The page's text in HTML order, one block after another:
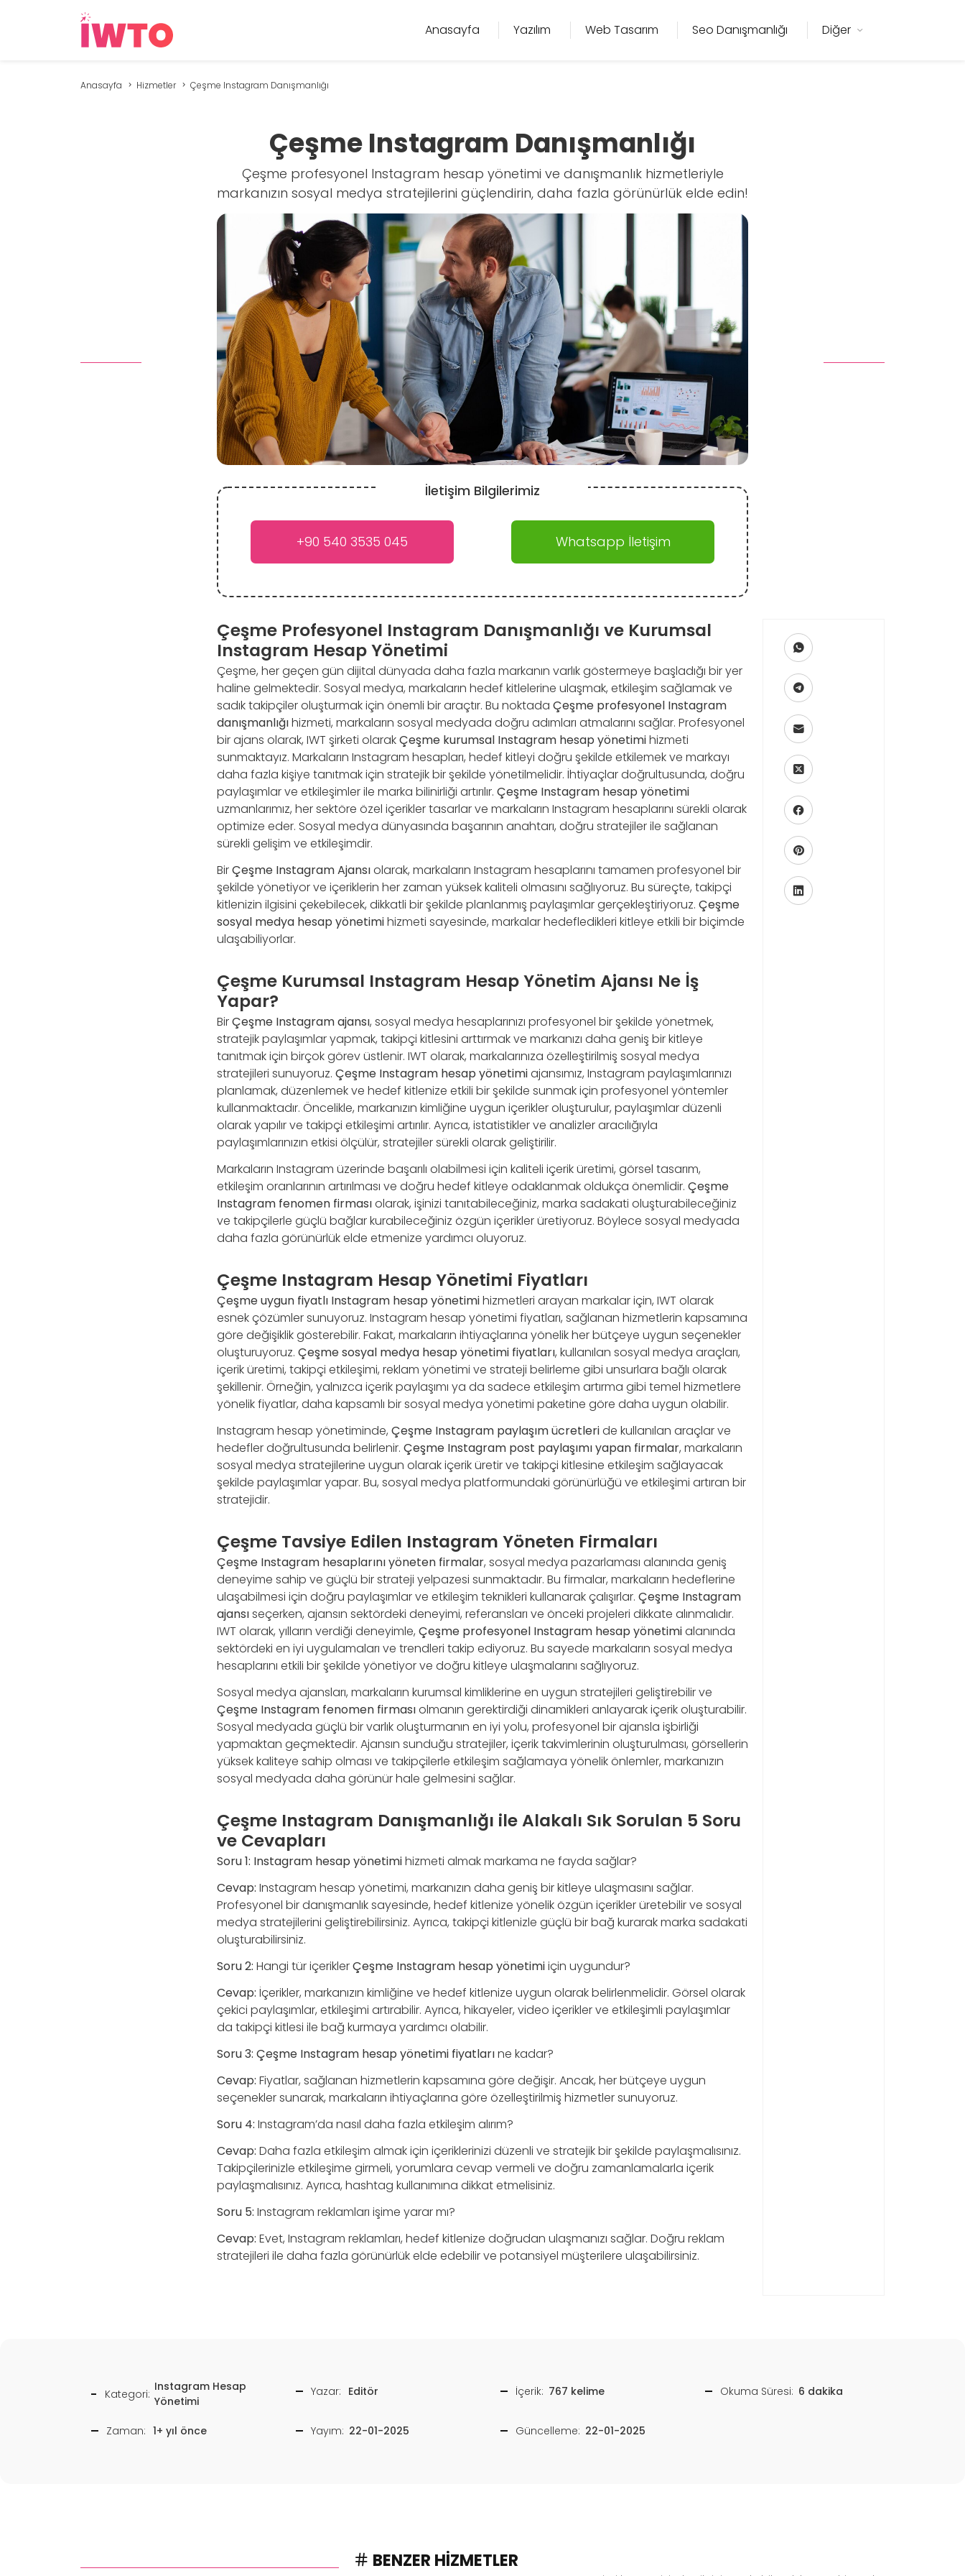
Anasayfa Yazılım Web Tasarım Seo Danışmanlığı Diğer
Anasayfa Hizmetler Çeşme Instagram Danışmanlığı
Çeşme Instagram Danışmanlığı
Çeşme profesyonel Instagram hesap yönetimi ve danışmanlık hizmetleriyle
markanızın sosyal medya stratejilerini güçlendirin, daha fazla görünürlük elde edin!
İletişim Bilgilerimiz
+90 540 3535 045 Whatsapp İletişim
Çeşme Profesyonel Instagram Danışmanlığı ve Kurumsal
Instagram Hesap Yönetimi
Çeşme, her geçen gün dijital dünyada daha fazla markanın varlık göstermeye başladığı bir yer
haline gelmektedir. Sosyal medya, markaların hedef kitlelerine ulaşmak, etkileşim sağlamak ve
sadık takipçiler oluşturmak için önemli bir araçtır. Bu noktada Çeşme profesyonel Instagram
danışmanlığıhizmeti, markaların sosyal medyada doğru adımları atmalarını sağlar. Profesyonel
bir ajans olarak, IWT şirketi olarakÇeşme kurumsal Instagram hesap yönetimihizmeti
sunmaktayız. Markaların Instagram hesapları, hedef kitleyi doğru şekilde etkilemek ve markayı
daha fazla kişiye tanıtmak için stratejik bir şekilde yönetilmelidir. İhtiyaçlar doğrultusunda, doğru
paylaşımlar ve etkileşimler ile marka bilinirliği artırılır. Çeşme Instagram hesap yönetimi
uzmanlarımız, her sektöre özel içerikler tasarlar ve markaların Instagram hesaplarını sürekli olarak
optimize eder. Sosyal medya dünyasında başarının anahtarı, doğru stratejiler ile sağlanan
sürekli gelişim ve etkileşimdir.
BirÇeşme Instagram Ajansıolarak, markaların Instagram hesaplarını tamamen profesyonel bir
şekilde yönetiyor ve içeriklerin her zaman yüksek kaliteli olmasını sağlıyoruz. Bu süreçte, takipçi
kitlenizin ilgisini çekebilecek, dikkatli bir şekilde planlanmış paylaşımlar gerçekleştiriyoruz. Çeşme
sosyal medya hesap yönetimihizmeti sayesinde, markalar hedefledikleri kitleye etkili bir biçimde
ulaşabiliyorlar.
Çeşme Kurumsal Instagram Hesap Yönetim Ajansı Ne İş
Yapar?
BirÇeşme Instagram ajansı, sosyal medya hesaplarınızı profesyonel bir şekilde yönetmek,
stratejik paylaşımlar yapmak, takipçi kitlesini arttırmak ve markanızı daha geniş bir kitleye
tanıtmak için birçok görev üstlenir. IWT olarak, markalarınıza özelleştirilmiş sosyal medya
stratejileri sunuyoruz. Çeşme Instagram hesap yönetimiajansımız, Instagram paylaşımlarınızı
planlamak, düzenlemek ve hedef kitlenize etkili bir şekilde sunmak için profesyonel yöntemler
kullanmaktadır. Öncelikle, markanızın kimliğine uygun içerikler oluşturulur, paylaşımlar düzenli
olarak yapılır ve takipçi etkileşimi artırılır. Ayrıca, istatistikler ve analizler aracılığıyla
paylaşımlarınızın etkisi ölçülür, stratejiler sürekli olarak geliştirilir.
Markaların Instagram üzerinde başarılı olabilmesi için kaliteli içerik üretimi, görsel tasarım,
etkileşim oranlarının artırılması ve doğru hedef kitleye odaklanmak oldukça önemlidir. Çeşme
Instagram fenomen firmasıolarak, işinizi tanıtabileceğiniz, marka sadakati oluşturabileceğiniz
ve takipçilerle güçlü bağlar kurabileceğiniz özgün içerikler üretiyoruz. Böylece sosyal medyada
daha fazla görünürlük elde etmenize yardımcı oluyoruz.
Çeşme Instagram Hesap Yönetimi Fiyatları
Çeşme uygun fiyatlı Instagram hesap yönetimihizmetleri arayan markalar için, IWT olarak
esnek çözümler sunuyoruz. Instagram hesap yönetimi fiyatları, sağlanan hizmetlerin kapsamına
göre değişiklik gösterebilir. Fakat, markaların ihtiyaçlarına yönelik her bütçeye uygun seçenekler
oluşturuyoruz. Çeşme sosyal medya hesap yönetimi fiyatları, kullanılan sosyal medya araçları,
içerik üretimi, takipçi etkileşimi, reklam yönetimi ve strateji belirleme gibi unsurlara bağlı olarak
şekillenir. Örneğin, yalnızca içerik paylaşımı ya da sadece etkileşim artırma gibi temel hizmetlere
yönelik fiyatlar, daha kapsamlı bir sosyal medya yönetimi paketine göre daha uygun olabilir.
Instagram hesap yönetiminde, Çeşme Instagram paylaşım ücretleride kullanılan araçlar ve
hedefler doğrultusunda belirlenir. Çeşme Instagram post paylaşımı yapan firmalar, markaların
sosyal medya stratejilerine uygun olarak içerik üretir ve takipçi kitlesine etkileşim sağlayacak
şekilde paylaşımlar yapar. Bu, sosyal medya platformundaki görünürlüğü ve etkileşimi artıran bir
stratejidir.
Çeşme Tavsiye Edilen Instagram Yöneten Firmaları
Çeşme Instagram hesaplarını yöneten firmalar, sosyal medya pazarlaması alanında geniş
deneyime sahip ve güçlü bir strateji yelpazesi sunmaktadır. Bu firmalar, markaların hedeflerine
ulaşabilmesi için doğru paylaşımlar ve etkileşim teknikleri kullanarak çalışırlar. Çeşme Instagram
ajansıseçerken, ajansın sektördeki deneyimi, referansları ve önceki projeleri dikkate alınmalıdır.
IWT olarak, yılların verdiği deneyimle, Çeşme profesyonel Instagram hesap yönetimialanında
sektördeki en iyi uygulamaları ve trendleri takip ediyoruz. Bu sayede markaların sosyal medya
hesaplarını etkili bir şekilde yönetiyor ve doğru kitleye ulaşmalarını sağlıyoruz.
Sosyal medya ajansları, markaların kurumsal kimliklerine en uygun stratejileri geliştirebilir ve
Çeşme Instagram fenomen firmasıolmanın gerektirdiği dinamikleri anlayarak içerik oluşturabilir.
Sosyal medyada güçlü bir varlık oluşturmanın en iyi yolu, profesyonel bir ajansla işbirliği
yapmaktan geçmektedir. Ajansın sunduğu stratejiler, içerik takvimlerinin oluşturulması, görsellerin
yüksek kaliteye sahip olması ve takipçilerle etkileşim sağlamaya yönelik önlemler, markanızın
sosyal medyada daha görünür hale gelmesini sağlar.
Çeşme Instagram Danışmanlığı ile Alakalı Sık Sorulan 5 Soru
ve Cevapları
Soru 1: Instagram hesap yönetimihizmeti almak markama ne fayda sağlar?
Cevap: Instagram hesap yönetimi, markanızın daha geniş bir kitleye ulaşmasını sağlar.
Profesyonel bir danışmanlık sayesinde, hedef kitlenize yönelik özgün içerikler üretebilir ve sosyal
medya stratejilerini geliştirebilirsiniz. Ayrıca, takipçi kitlenizle güçlü bir bağ kurarak marka sadakati
oluşturabilirsiniz.
Soru 2: Hangi tür içeriklerÇeşme Instagram hesap yönetimiiçin uygundur?
Cevap: İçerikler, markanızın kimliğine ve hedef kitlenize uygun olarak belirlenmelidir. Görsel olarak
çekici paylaşımlar, etkileşimi artırabilir. Ayrıca, hikayeler, video içerikler ve etkileşimli paylaşımlar
da takipçi kitlesi ile bağ kurmaya yardımcı olabilir.
Soru 3: Çeşme Instagram hesap yönetimi fiyatlarıne kadar?
Cevap: Fiyatlar, sağlanan hizmetlerin kapsamına göre değişir. Ancak, her bütçeye uygun
seçenekler sunarak, markaların ihtiyaçlarına göre özelleştirilmiş hizmetler sunuyoruz.
Soru 4: Instagram’da nasıl daha fazla etkileşim alırım?
Cevap: Daha fazla etkileşim almak için içeriklerinizi düzenli ve stratejik bir şekilde paylaşmalısınız.
Takipçilerinizle etkileşime girmeli, yorumlara cevap vermeli ve doğru zamanlamalarla içerik
paylaşmalısınız. Ayrıca, hashtag kullanımına dikkat etmelisiniz.
Soru 5: Instagram reklamları işime yarar mı?
Cevap: Evet, Instagram reklamları, hedef kitlenize doğrudan ulaşmanızı sağlar. Doğru reklam
stratejileri ile daha fazla görünürlük elde edebilir ve potansiyel müşterilere ulaşabilirsiniz.
Kategori:
Instagram Hesap
Yönetimi
Yazar: Editör İçerik: 767 kelime Okuma Süresi: 6 dakika
Zaman: 1+ yıl önce Yayım: 22-01-2025 Güncelleme: 22-01-2025
BENZER HIZMETLER